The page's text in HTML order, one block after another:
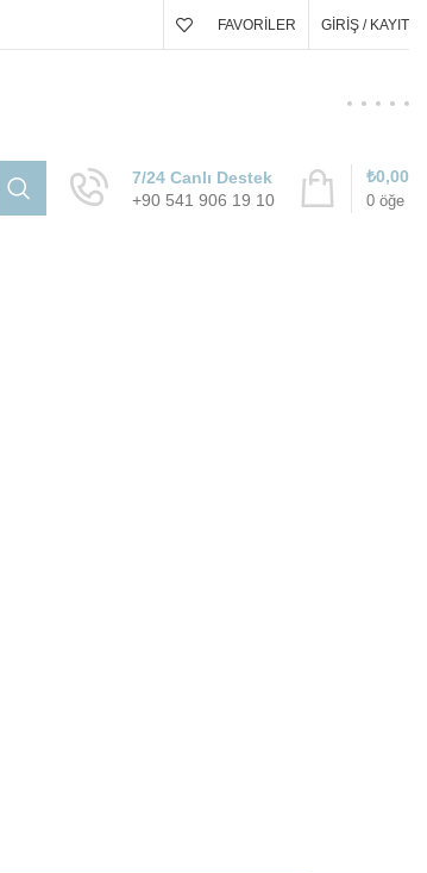
FAVORILER GIRIŞ / KAYIT
7/24 Canlı Destek
+90 541 906 19 10
0 öğe
₺0,00